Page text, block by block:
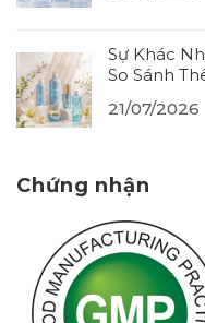
Sự Khác
So Sánh
21/07/2026
Chứng nhận